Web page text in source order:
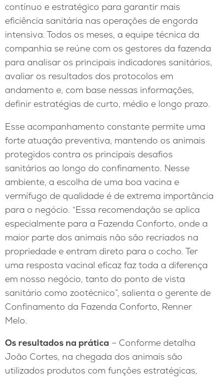
contínuo e estratégico para garantir mais
eficiência sanitária nas operações de engorda
intensiva. Todos os meses, a equipe técnica da
companhia se reúne com os gestores da fazenda
para analisar os principais indicadores sanitários,
avaliar os resultados dos protocolos em
andamento e, com base nessas informações,
definir estratégias de curto, médio e longo prazo.
Esse acompanhamento constante permite uma
forte atuação preventiva, mantendo os animais
protegidos contra os principais desafios
sanitários ao longo do confinamento. Nesse
ambiente, a escolha de uma boa vacina e
vermífugo de qualidade é de extrema importância
para o negócio. “Essa recomendação se aplica
especialmente para a Fazenda Conforto, onde a
maior parte dos animais não são recriados na
propriedade e entram direto para o cocho. Ter
uma resposta vacinal eficaz faz toda a diferença
em nosso negócio, tanto do ponto de vista
sanitário como zootécnico”, salienta o gerente de
Confinamento da Fazenda Conforto, Renner
Melo.
Os resultados na prática – Conforme detalha
João Cortes, na chegada dos animais são
utilizados produtos com funções estratégicas,